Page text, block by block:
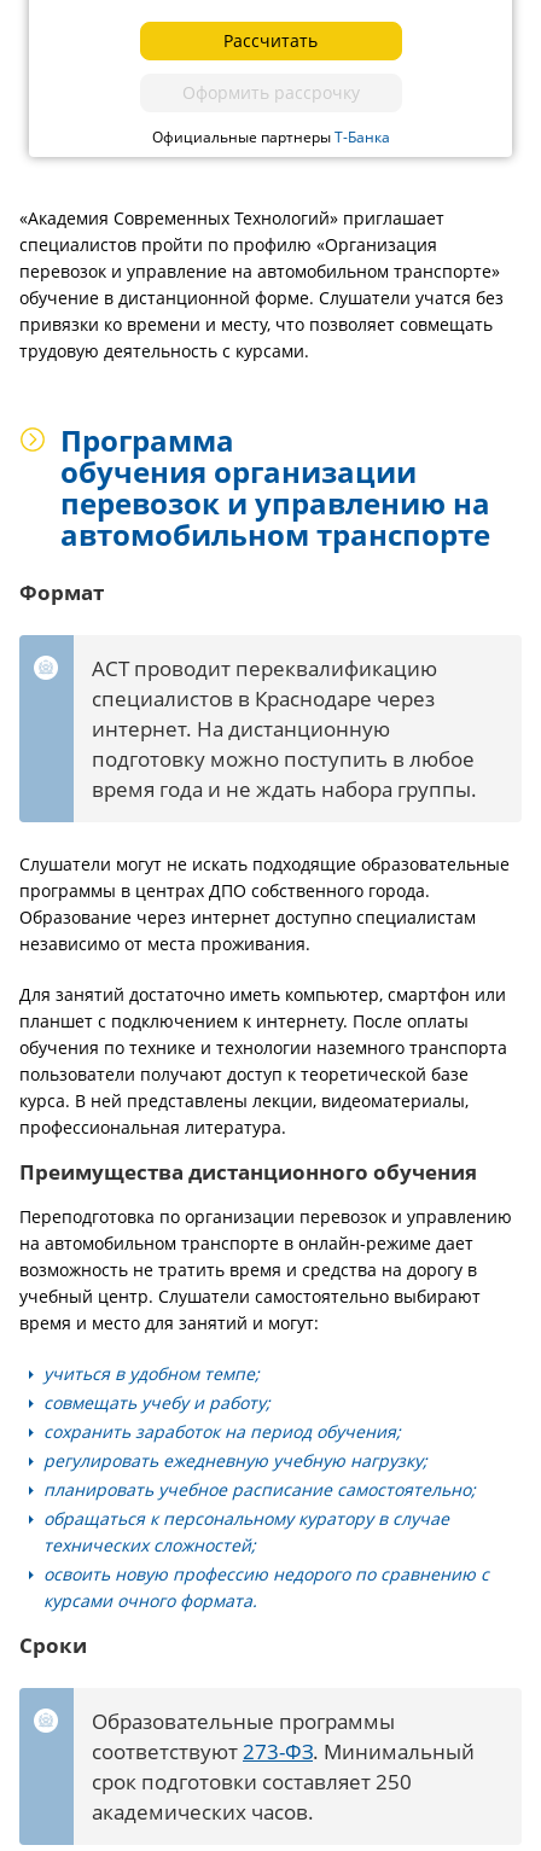
Рассчитать
Оформить рассрочку
Официальные партнерыТ-Банка
«Академия Современных Технологий» приглашает
специалистов пройти по профилю «Организация
перевозок и управление на автомобильном транспорте»
обучение в дистанционной форме. Слушатели учатся без
привязки ко времени и месту, что позволяет совмещать
трудовую деятельность с курсами.
Программа
обучения организации
перевозок и управлению на
автомобильном транспорте
Формат
АСТ проводит переквалификацию
специалистов в Краснодаре через
интернет. На дистанционную
подготовку можно поступить в любое
время года и не ждать набора группы.
Слушатели могут не искать подходящие образовательные
программы в центрах ДПО собственного города.
Образование через интернет доступно специалистам
независимо от места проживания.
Для занятий достаточно иметь компьютер, смартфон или
планшет с подключением к интернету. После оплаты
обучения по технике и технологии наземного транспорта
пользователи получают доступ к теоретической базе
курса. В ней представлены лекции, видеоматериалы,
профессиональная литература.
Преимущества дистанционного обучения
Переподготовка по организации перевозок и управлению
на автомобильном транспорте в онлайн-режиме дает
возможность не тратить время и средства на дорогу в
учебный центр. Слушатели самостоятельно выбирают
время и место для занятий и могут:
учиться в удобном темпе;
совмещать учебу и работу;
сохранить заработок на период обучения;
регулировать ежедневную учебную нагрузку;
планировать учебное расписание самостоятельно;
обращаться к персональному куратору в случае
технических сложностей;
освоить новую профессию недорого по сравнению с
курсами очного формата.
Сроки
Образовательные программы
соответствуют273-ФЗ. Минимальный
срок подготовки составляет 250
академических часов.